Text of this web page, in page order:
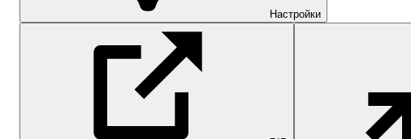
Настройки